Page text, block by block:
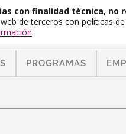
PROGRAMAS
con finalidad técnica, no
de terceros con políticas